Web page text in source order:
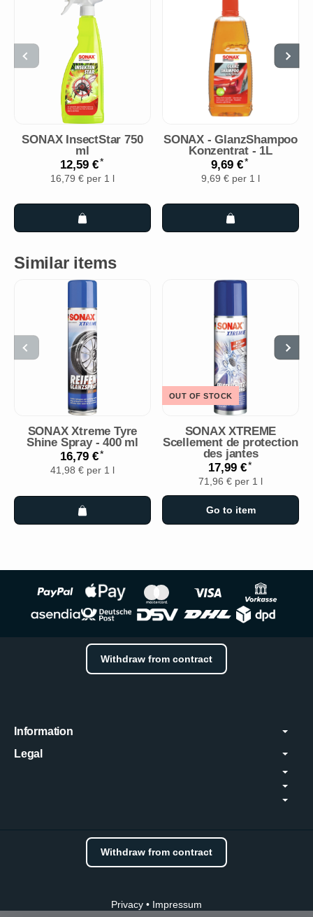
SONAX InsectStar 750
ml
12,59 €*
16,79 € per 1 l
SONAX - GlanzShampoo
Konzentrat - 1L
9,69 €*
9,69 € per 1 l
Similar items
SONAX Xtreme Tyre
Shine Spray - 400 ml
16,79 €*
41,98 € per 1 l
OUT OF STOCK
SONAX XTREME
Scellement de protection
des jantes
17,99 €*
71,96 € per 1 l
Go to item
Withdraw from contract
Information
Legal
Withdraw from contract
Privacy • Impressum